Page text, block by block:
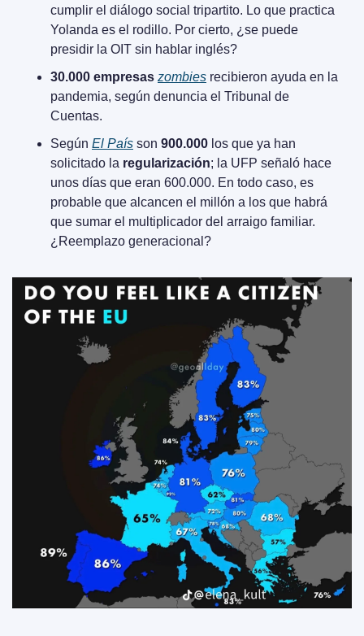
cumplir el diálogo social tripartito. Lo que practica
Yolanda es el rodillo. Por cierto, ¿se puede
presidir la OIT sin hablar inglés?
30.000 empresas zombies recibieron ayuda en la
pandemia, según denuncia el Tribunal de
Cuentas.
Según El País son 900.000 los que ya han
solicitado la regularización; la UFP señaló hace
unos días que eran 600.000. En todo caso, es
probable que alcancen el millón a los que habrá
que sumar el multiplicador del arraigo familiar.
¿Reemplazo generacional?